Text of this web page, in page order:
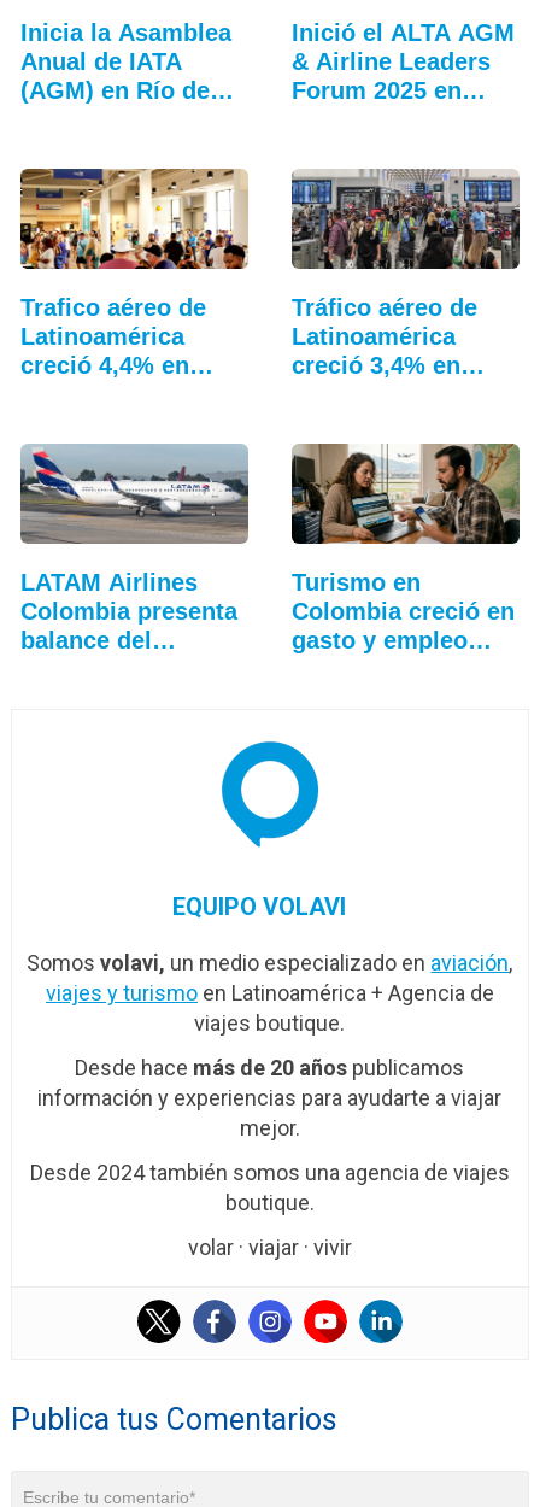
Inicia la Asamblea
Anual de IATA
(AGM) en Río de
Inició el ALTA AGM
& Airline Leaders
Forum 2025 en
Trafico aéreo de
Latinoamérica
creció 4,4% en
Tráfico aéreo de
Latinoamérica
creció 3,4% en
LATAM Airlines
Colombia presenta
balance del
Turismo en
Colombia creció en
gasto y empleo
EQUIPO VOLAVI
Somosvolavi, un medio especializado en aviación,
viajes y turismoen Latinoamérica + Agencia de
viajes boutique.
Desde hace más de 20 años publicamos
información y experiencias para ayudarte a viajar
mejor.
Desde 2024 también somos una agencia de viajes
boutique.
volar · viajar · vivir
Publica tus Comentarios